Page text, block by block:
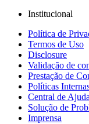
Institucional
Política de
Termos de Uso
Disclosure
Validação de
Prestação de
Políticas
Central de
Solução de
Imprensa